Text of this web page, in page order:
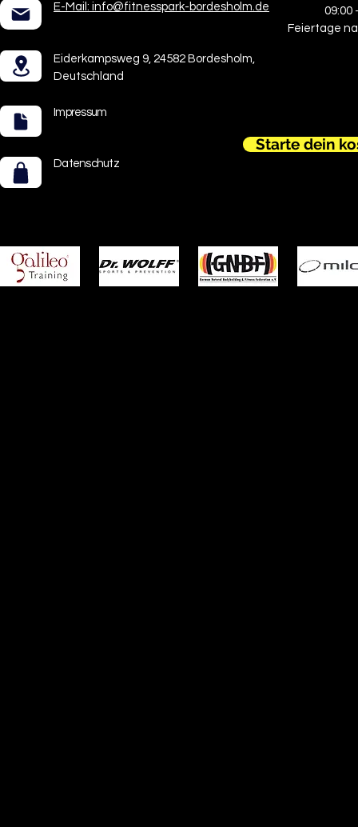
E-Mail: info@fitnesspark-bordesholm.de
09:00
Feiertage
Eiderkampsweg 9, 24582 Bordesholm,
Deutschland
Impressum
Datenschutz
Starte dein